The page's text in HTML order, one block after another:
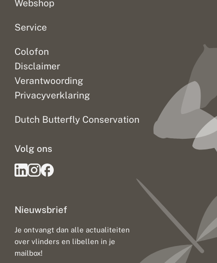
Webshop
Service
Colofon
Disclaimer
Verantwoording
Privacyverklaring
Dutch Butterfly Conservation
Nieuwsbrief
Je ontvangt dan alle actualiteiten
over vlinders en libellen in je
mailbox!
Volg ons